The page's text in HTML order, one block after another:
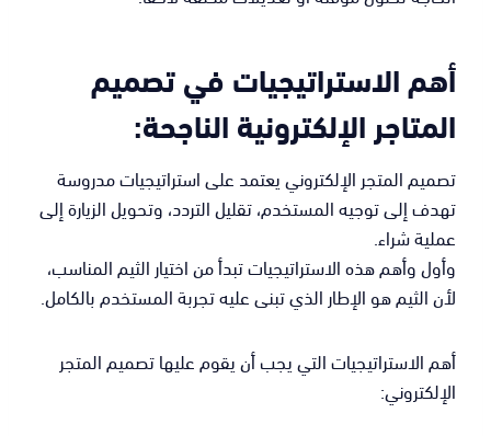
أهم الاستراتيجيات في تصميم
المتاجر الإلكترونية الناجحة:
تصميم المتجر الإلكتروني يعتمد على استراتيجيات مدروسة
تهدف إلى توجيه المستخدم، تقليل التردد، وتحويل الزيارة إلى
عملية شراء.
وأول وأهم هذه الاستراتيجيات تبدأ من اختيار الثيم المناسب،
لأن الثيم هو الإطار الذي تبنى عليه تجربة المستخدم بالكامل.
أهم الاستراتيجيات التي يجب أن يقوم عليها تصميم المتجر
الإلكتروني: